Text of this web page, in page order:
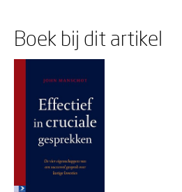
Boek bij dit artikel